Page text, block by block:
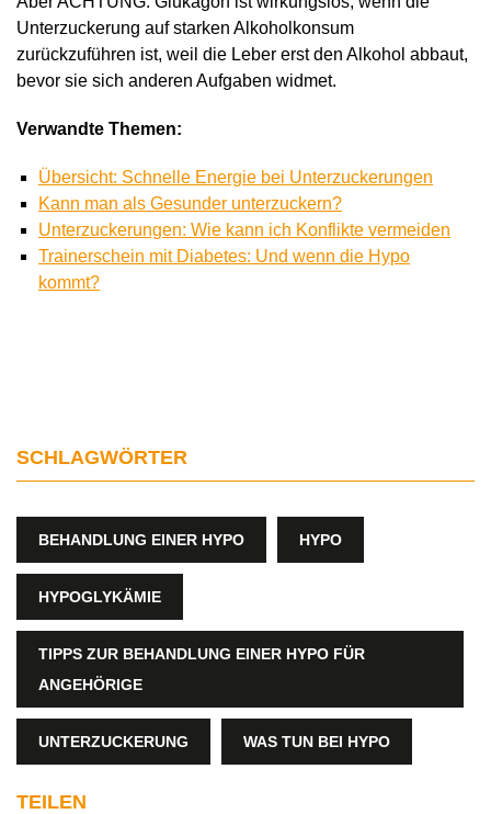
Unterzuckerung auf starken Alkoholkonsum
zurückzuführen ist, weil die Leber erst den Alkohol abbaut,
bevor sie sich anderen Aufgaben widmet.
Verwandte Themen:
Übersicht: Schnelle Energie bei Unterzuckerungen
Kann man als Gesunder unterzuckern?
Unterzuckerungen: Wie kann ich Konflikte vermeiden
Trainerschein mit Diabetes: Und wenn die Hypo
kommt?
SCHLAGWÖRTER
BEHANDLUNG EINER HYPO HYPO
HYPOGLYKÄMIE
TIPPS ZUR BEHANDLUNG EINER HYPO FÜR
ANGEHÖRIGE
UNTERZUCKERUNG WAS TUN BEI HYPO
TEILEN